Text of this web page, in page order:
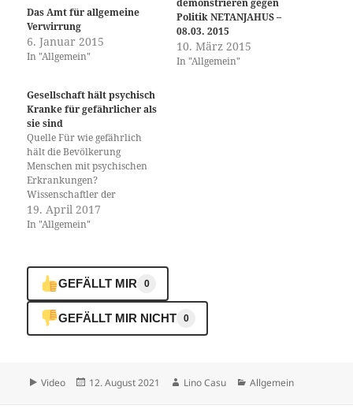
Das Amt für allgemeine
Verwirrung
6. Januar 2015
In "Allgemein"
Politik NETANJAHUS –
08.03. 2015
10. März 2015
In "Allgemein"
Gesellschaft hält psychisch
Kranke für gefährlicher als
sie sind
Quelle Für wie gefährlich
hält die Bevölkerung
Menschen mit psychischen
Erkrankungen?
Wissenschaftler der
Universität Basel und der
Universitären
welche Faktoren die soziale
Stigmatisierung beeinflussen.
Die Fachzeitschrift «Scientific
Reports» hat die Resultate
veröffentlicht. Menschen mit
psychischen Krankheiten
zu den eigentlichen…
19. April 2017
In "Allgemein"
GEFÄLLT MIR 0
GEFÄLLT MIR NICHT 0
Format
Video
Veröffentlicht
12. August 2021 Autor
Lino Casu Kategorien
Allgemein